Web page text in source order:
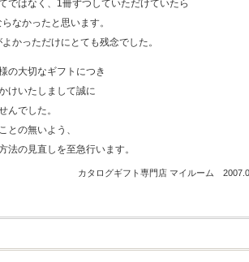
ではなく、1冊ずつしていただけていたら
なかったと思います。
かっただけにとても残念でした。
の大切なギフトにつき
けいたしまして誠に
んでした。
との無いよう、
法の見直しを至急行います。
カタログギフト専門店 マイルーム